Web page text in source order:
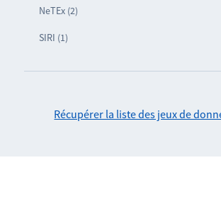
NeTEx (2)
SIRI (1)
Récupérer la liste des jeux de